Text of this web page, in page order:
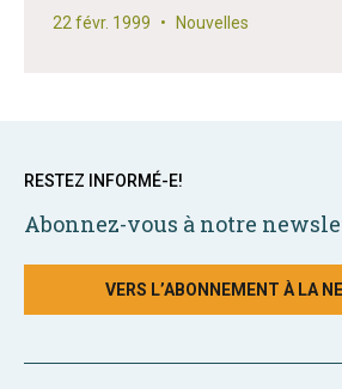
22 févr. 1999 • Nouvelles
RESTEZ INFORMÉ-E!
Abonnez-vous à notre
VERS L’ABONNEMENT À LA